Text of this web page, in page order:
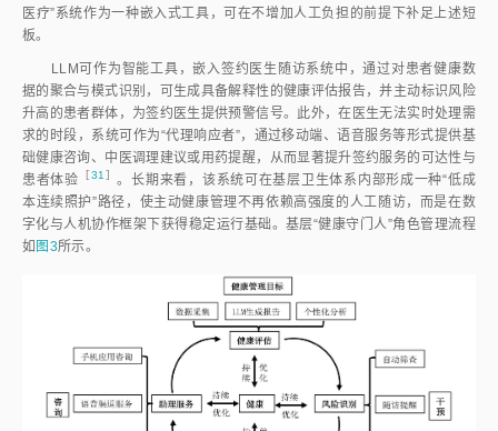
医疗”系统作为一种嵌入式工具，可在不增加人工负担的前提下补足上述短
板。
LLM可作为智能工具，嵌入签约医生随访系统中，通过对患者健康数
据的聚合与模式识别，可生成具备解释性的健康评估报告，并主动标识风险
升高的患者群体，为签约医生提供预警信号。此外，在医生无法实时处理需
求的时段，系统可作为“代理响应者”，通过移动端、语音服务等形式提供基
础健康咨询、中医调理建议或用药提醒，从而显著提升签约服务的可达性与
患者体验 ［31 ］ 。长期来看，该系统可在基层卫生体系内部形成一种“低成
本连续照护”路径，使主动健康管理不再依赖高强度的人工随访，而是在数
字化与人机协作框架下获得稳定运行基础。基层“健康守门人”角色管理流程
如 图3所示。